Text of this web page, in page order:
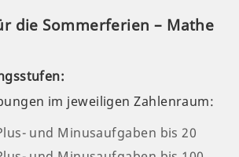
die Sommerferien – Mathe
im jeweiligen Zahlenraum:
und Minusaufgaben bis 20